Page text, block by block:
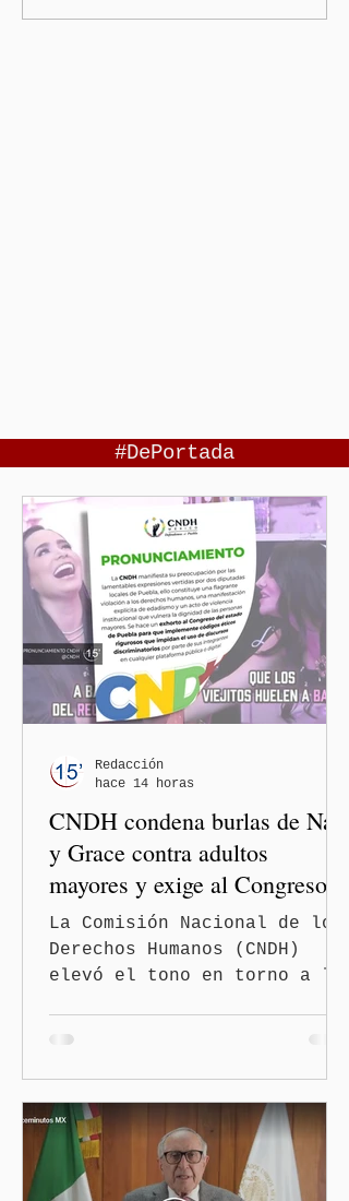
#DePortada
CNDH condena burlas de Nay
y Grace contra adultos
mayores y exige al Congreso
frenar discursos
discriminatorios
La Comisión Nacional de los
Derechos Humanos (CNDH)
elevó el tono en torno a la
Bojalil y Elvia Graciela
"Grace" Palomares Ramírez,
al considerar que los
comentarios que emitieron
en el podcast "DesCasadas"
Redacción
hace 14 horas